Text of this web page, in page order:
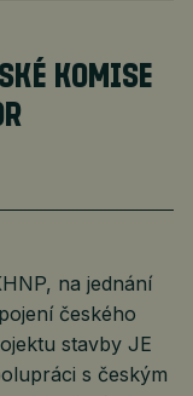
KOMISE
na jednání
českého
stavby JE
s českým